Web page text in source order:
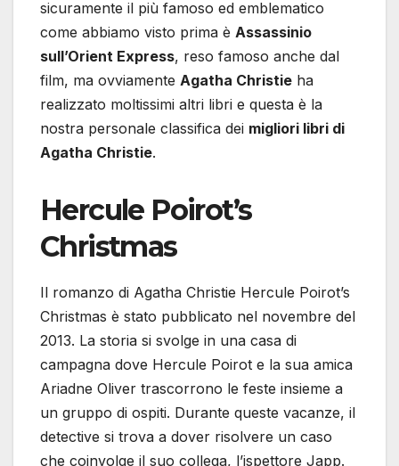
sicuramente il più famoso ed emblematico
come abbiamo visto prima è Assassinio
sull’Orient Express, reso famoso anche dal
film, ma ovviamente Agatha Christie ha
realizzato moltissimi altri libri e questa è la
nostra personale classifica dei migliori libri di
Agatha Christie.
Hercule Poirot’s
Christmas
Il romanzo di Agatha Christie Hercule Poirot’s
Christmas è stato pubblicato nel novembre del
2013. La storia si svolge in una casa di
campagna dove Hercule Poirot e la sua amica
Ariadne Oliver trascorrono le feste insieme a
un gruppo di ospiti. Durante queste vacanze, il
detective si trova a dover risolvere un caso
che coinvolge il suo collega, l’ispettore Japp.